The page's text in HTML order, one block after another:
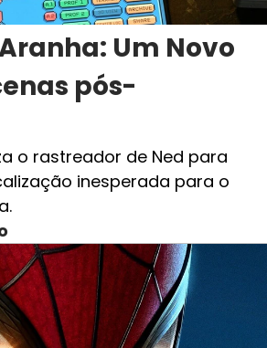
Um Novo
pós-
o rastreador de Ned para
inesperada para o